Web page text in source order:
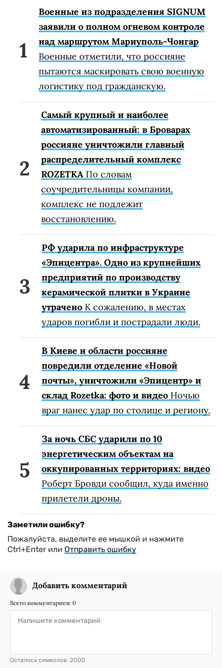
Военные из подразделения SIGNUM
заявили о полном огневом контроле
над маршрутом Мариуполь-Чонгар
Военные отметили, что россияне
пытаются маскировать свою военную
логистику под гражданскую.
Самый крупный и наиболее
автоматизированный: в Броварах
россияне уничтожили главный
распределительный комплекс
ROZETKA По словам
соучредительницы компании,
комплекс не подлежит
восстановлению.
РФ ударила по инфраструктуре
«Эпицентра». Одно из крупнейших
предприятий по производству
керамической плитки в Украине
утрачено К сожалению, в местах
ударов погибли и пострадали люди.
В Киеве и области россияне
повредили отделение «Новой
почты», уничтожили «Эпицентр» и
склад Rozetka: фото и видео Ночью
враг нанес удар по столице и региону.
За ночь СБС ударили по 10
энергетическим объектам на
оккупированных территориях: видео
Роберт Бровди сообщил, куда именно
прилетели дроны.
Заметили ошибку?
Пожалуйста, выделите ее мышкой и нажмите
Ctrl+Enter или Отправить ошибку
Добавить комментарий
Всего комментариев: 0
Осталось символов: 2000